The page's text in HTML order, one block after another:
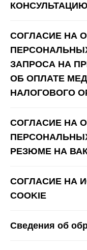
КОНСУЛЬТАЦИЮ
СОГЛАСИЕ НА
ЗАПРОСА НА
ОБ ОПЛАТЕ
НАЛОГОВОГО
СОГЛАСИЕ НА
РЕЗЮМЕ НА
СОГЛАСИЕ НА
COOKIE
Сведения об
Лечение сосудов
Уходы для лица
Аппаратные уходы
Брендовые
Эндосфера